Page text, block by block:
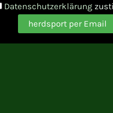
Datenschutzerklärung